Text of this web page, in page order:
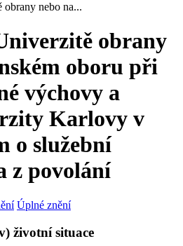
obrany nebo na...
obrany
oboru při
výchovy a
Karlovy v
o služební
z povolání
Úplné znění
životní situace